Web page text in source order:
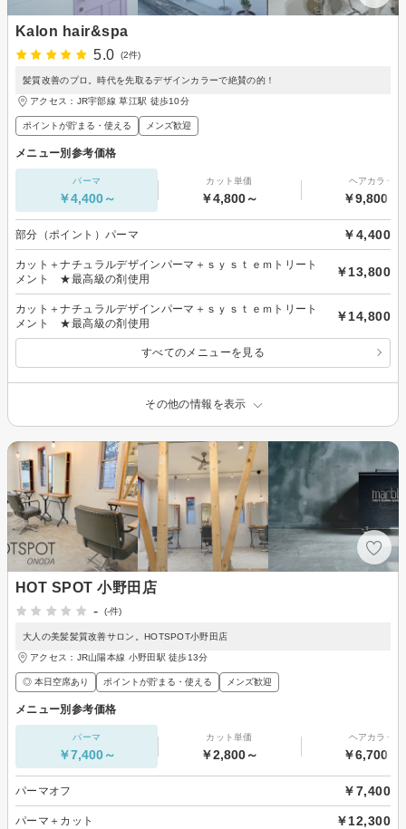
Kalon hair&spa
5.0
(2件)
髪質改善のプロ。時代を先取るデザインカラーで絶賛の的！
アクセス：JR宇部線 草江駅 徒歩10分
ポイントが貯まる・使える メンズ歓迎
メニュー別参考価格
パーマ
￥4,400～
カット単価
￥4,800～
ヘアカラー
￥9,800～
部分（ポイント）パーマ ￥4,400
カット＋ナチュラルデザインパーマ＋ｓｙｓｔｅｍトリート
メント ★最高級の剤使用
￥13,800
カット＋ナチュラルデザインパーマ＋ｓｙｓｔｅｍトリート
メント ★最高級の剤使用
￥14,800
すべてのメニューを見る
その他の情報を表示
HOT SPOT 小野田店
-
(-件)
大人の美髪髪質改善サロン。HOTSPOT小野田店
アクセス：JR山陽本線 小野田駅 徒歩13分
◎ 本日空席あり ポイントが貯まる・使える メンズ歓迎
メニュー別参考価格
パーマ
￥7,400～
カット単価
￥2,800～
ヘアカラー
￥6,700～
パーマオフ ￥7,400
パーマ＋カット ￥12,300